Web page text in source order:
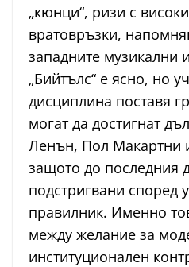
„кюнци“, ризи с
вратовръзки,
западните музикални
„Бийтълс“ е ясно, но
дисциплина поставя
могат да достигнат
Ленън, Пол Макартни
защото до последния
подстригвани според
правилник. Именно
между желание за
институционален